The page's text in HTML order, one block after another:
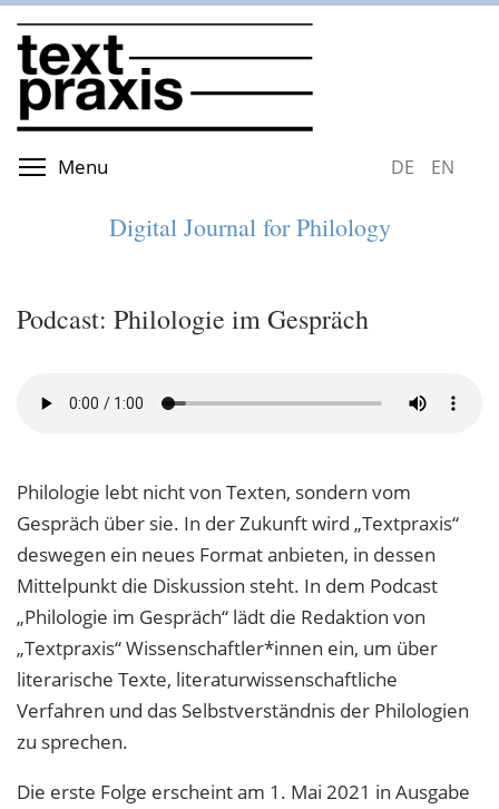
Skip
to
main
content
Menu DEUTSCH
Digital Journal for Philology
Podcast: Philologie im Gespräch
Philologie lebt nicht von Texten, sondern vom
Gespräch über sie. In der Zukunft wird „Textpraxis“
deswegen ein neues Format anbieten, in dessen
Mittelpunkt die Diskussion steht. In dem Podcast
„Philologie im Gespräch“ lädt die Redaktion von
„Textpraxis“ Wissenschaftler*innen ein, um über
literarische Texte, literaturwissenschaftliche
Verfahren und das Selbstverständnis der Philologien
zu sprechen.
Die erste Folge erscheint am 1. Mai 2021 in Ausgabe